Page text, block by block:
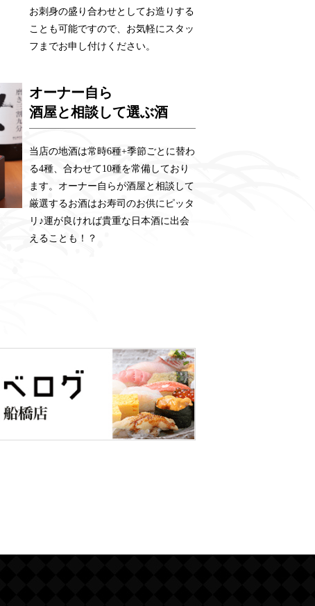
お刺身の盛り合わせとしてお造りする
ことも可能ですので、お気軽にスタッ
フまでお申し付けください。
オーナー自ら
酒屋と相談して選ぶ酒
当店の地酒は常時6種+季節ごとに替わ
る4種、合わせて10種を常備しており
ます。オーナー自らが酒屋と相談して
厳選するお酒はお寿司のお供にピッタ
リ♪運が良ければ貴重な日本酒に出会
えることも！？